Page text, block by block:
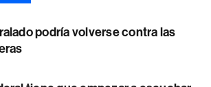
podría volverse contra las